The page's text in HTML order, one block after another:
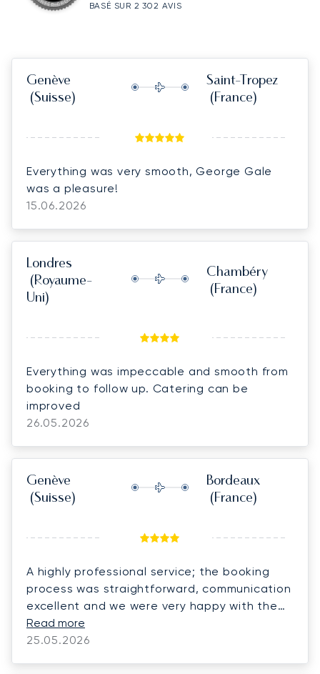
BASÉ SUR 2 302 AVIS
Genève
(Suisse)
Saint-Tropez
(France)
Everything was very smooth, George Gale
was a pleasure!
15.06.2026
Londres
(Royaume-
Uni)
Chambéry
(France)
Everything was impeccable and smooth from
booking to follow up. Catering can be
improved
26.05.2026
Genève
(Suisse)
Bordeaux
(France)
A highly professional service; the booking
process was straightforward, communication
excellent and we were very happy with the
flight itself.
Read more
25.05.2026